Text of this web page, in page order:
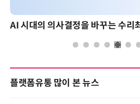
플랫폼유통 많이 본 뉴스